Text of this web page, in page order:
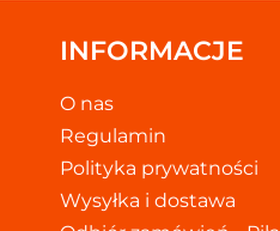
INFORMACJE
O nas
Regulamin
Polityka prywatności
Wysyłka i dostawa